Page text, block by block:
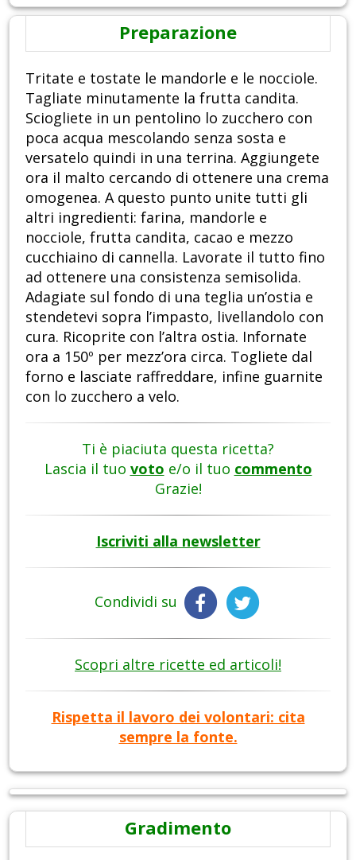
Preparazione
Tritate e tostate le mandorle e le nocciole.
Tagliate minutamente la frutta candita.
Sciogliete in un pentolino lo zucchero con
poca acqua mescolando senza sosta e
versatelo quindi in una terrina. Aggiungete
ora il malto cercando di ottenere una crema
omogenea. A questo punto unite tutti gli
altri ingredienti: farina, mandorle e
nocciole, frutta candita, cacao e mezzo
cucchiaino di cannella. Lavorate il tutto fino
ad ottenere una consistenza semisolida.
Adagiate sul fondo di una teglia un’ostia e
stendetevi sopra l’impasto, livellandolo con
cura. Ricoprite con l’altra ostia. Infornate
ora a 150º per mezz’ora circa. Togliete dal
forno e lasciate raffreddare, infine guarnite
con lo zucchero a velo.
Ti è piaciuta questa ricetta?
Lascia il tuo voto e/o il tuo commento
Grazie!
Iscriviti alla newsletter
Condividi su
Scopri altre ricette ed articoli!
Rispetta il lavoro dei volontari: cita
sempre la fonte.
Gradimento